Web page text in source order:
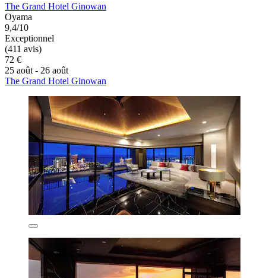
The Grand Hotel Ginowan
Oyama
9,4/10
Exceptionnel
(411 avis)
72 €
25 août - 26 août
The Grand Hotel Ginowan